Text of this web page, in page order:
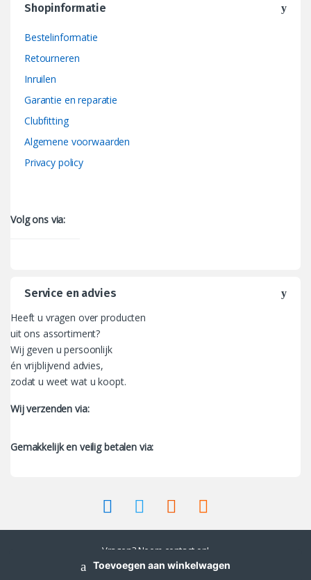
Toevoegen aan winkelwagen
Shopinformatie
Bestelinformatie
Retourneren
Inruilen
Garantie en reparatie
Clubfitting
Algemene voorwaarden
Privacy policy
Volg ons via:
Service en advies
Heeft u vragen over producten
uit ons assortiment?
Wij geven u persoonlijk
én vrijblijvend advies,
zodat u weet wat u koopt.
Wij verzenden via:
Gemakkelijk en veilig betalen via:
Vragen? Neem contact op!
038 - 88 88 381